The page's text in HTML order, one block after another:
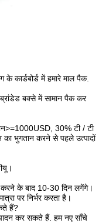
में हमारे माल पैक.
बक्से में सामान पैक कर
30% टी / टी
भुगतान करने से पहले उत्पादों
के बाद 10-30 दिन लगेंगे।
पर निर्भर करता है।
हैं?
कर सकते हैं. हम नए साँचे